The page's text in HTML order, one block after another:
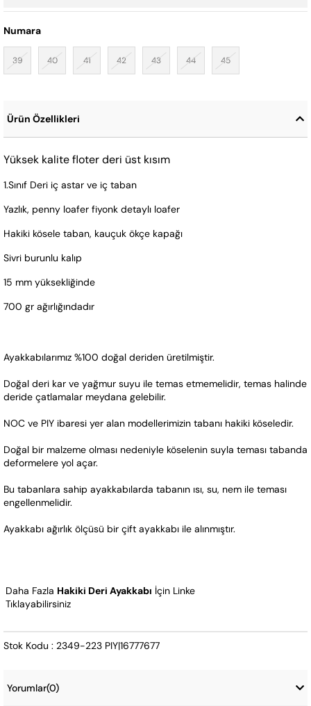
Numara
39 40 41 42 43 44 45
Ürün Özellikleri
Yüksek kalite floter deri üst kısım
1.Sınıf Deri iç astar ve iç taban
Yazlık, penny loafer fiyonk detaylı loafer
Hakiki kösele taban, kauçuk ökçe kapağı
Sivri burunlu kalıp
15 mm yüksekliğinde
700 gr ağırlığındadır
Ayakkabılarımız %100 doğal deriden üretilmiştir.
Doğal deri kar ve yağmur suyu ile temas etmemelidir, temas halinde
deride çatlamalar meydana gelebilir.
NOC ve PIY ibaresi yer alan modellerimizin tabanı hakiki köseledir.
Doğal bir malzeme olması nedeniyle köselenin suyla teması tabanda
deformelere yol açar.
Bu tabanlara sahip ayakkabılarda tabanın ısı, su, nem ile teması
engellenmelidir.
Ayakkabı ağırlık ölçüsü bir çift ayakkabı ile alınmıştır.
Daha Fazla Hakiki Deri Ayakkabı İçin Linke
Tıklayabilirsiniz
Stok Kodu : 2349-223 PIY|16777677
Yorumlar(0)